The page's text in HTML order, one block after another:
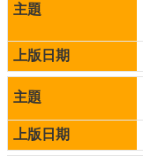
府
育
處
意
反
應